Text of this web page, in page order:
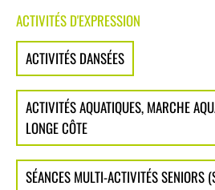
ACTIVITÉS D'EXPRESSION
ACTIVITÉS DANSÉES
ACTIVITÉS AQUATIQUES, MARCHE
LONGE CÔTE
SÉANCES MULTI-ACTIVITÉS SENIORS